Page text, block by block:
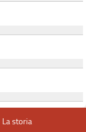
La storia